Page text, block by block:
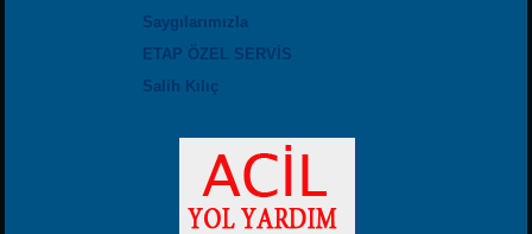
Saygılarımızla
ETAP ÖZEL SERVİS
Salih Kılıç